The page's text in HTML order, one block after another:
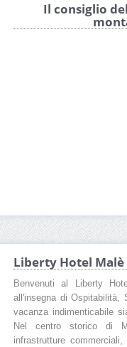
Il consiglio
Liberty Hotel Malè
Benvenuti al Liberty
all'insegna di Ospitabilità,
vacanza indimenticabile
Nel centro storico di
infrastrutture